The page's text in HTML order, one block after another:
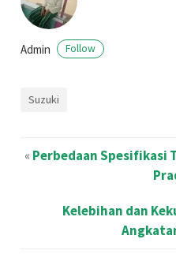
Admin Follow
Suzuki
«Perbedaan Spesifikasi
Kelebihan dan